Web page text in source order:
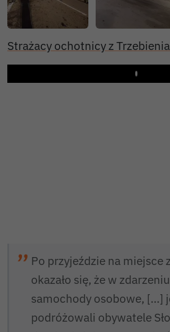
Strażacy ochotnicy z Trzebienia
Play
Po przyjeździe na miejsce
okazało się, że w
samochody osobowe, [...]
podróżowali obywatele